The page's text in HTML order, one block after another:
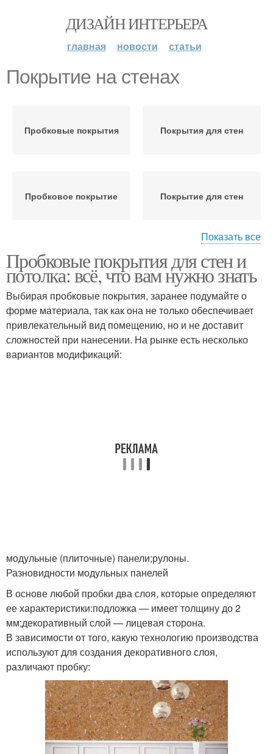
ДИЗАЙН ИНТЕРЬЕРА
главная новости статьи
Покрытие на стенах
Пробковые покрытия Покрытия для стен
Пробковое покрытие Покрытие для стен
Пробки для стен Пробки на стены
Покрытия для отделки
Показать все
Пробковые покрытия для стен и
потолка: всё, что вам нужно знать
Выбирая пробковые покрытия, заранее подумайте о
форме материала, так как она не только обеспечивает
привлекательный вид помещению, но и не доставит
сложностей при нанесении. На рынке есть несколько
вариантов модификаций:
модульные (плиточные) панели;рулоны.
Разновидности модульных панелей
В основе любой пробки два слоя, которые определяют
ее характеристики:подложка — имеет толщину до 2
мм;декоративный слой — лицевая сторона.
В зависимости от того, какую технологию производства
используют для создания декоративного слоя,
различают пробку: